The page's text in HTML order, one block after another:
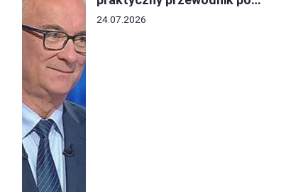
ścieżkach kariery
24.07.2026